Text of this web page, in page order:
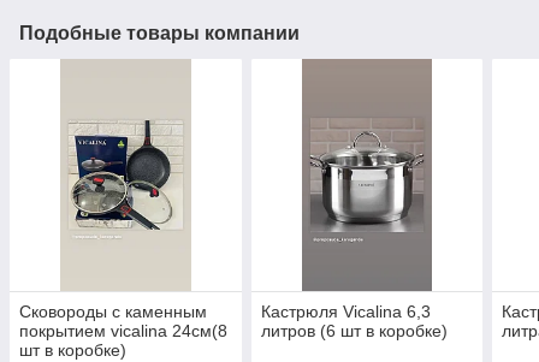
Подобные товары компании
Сковороды с каменным
покрытием vicalina 24см(8
шт в коробке)
Кастрюля Vicalina 6,3
литров (6 шт в коробке)